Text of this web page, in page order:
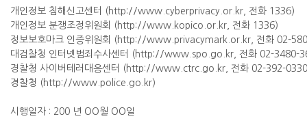
개인정보 침해신고센터 (http://www.cyberprivacy.or.kr, 전화 1336)
개인정보 분쟁조정위원회 (http://www.kopico.or.kr, 전화 1336)
정보보호마크 인증위원회 (http://www.privacymark.or.kr, 전화 02-
대검찰청 인터넷범죄수사센터 (http://www.spo.go.kr, 전화 02-3480-
경찰청 사이버테러대응센터 (http://www.ctrc.go.kr, 전화 02-392-
경찰청 (http://www.police.go.kr)
시행일자 : 200 년 OO월 OO일